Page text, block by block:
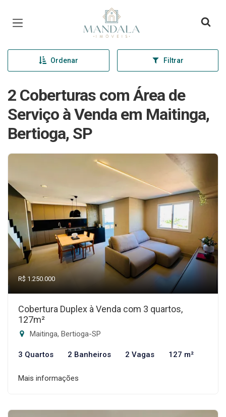
Página inicial
Ordenar Filtrar
2 Coberturas com Área de
Serviço à Venda em Maitinga,
Bertioga, SP
R$ 1.250.000
Cobertura Duplex à Venda com 3 quartos,
127m²
Maitinga, Bertioga-SP
3 Quartos 2 Banheiros 2 Vagas 127 m²
Mais informações